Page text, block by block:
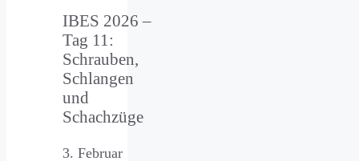
IBES 2026 –
Tag 11:
Schrauben,
Schlangen
und
Schachzüge
3. Februar